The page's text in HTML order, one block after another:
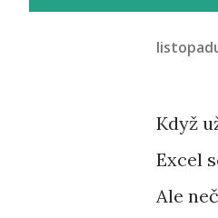
Když
Excel
Ale